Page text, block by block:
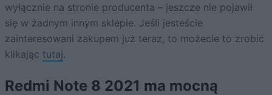
wyłącznie na stronie producenta – jeszcze nie pojawił
się w żadnym innym sklepie. Jeśli jesteście
zainteresowani zakupem już teraz, to możecie to zrobić
klikając tutaj.
Redmi Note 8 2021 ma mocną